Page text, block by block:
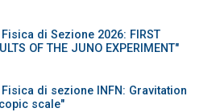
di Sezione 2026: FIRST
OF THE JUNO EXPERIMENT"
di sezione INFN: Gravitation
scale"